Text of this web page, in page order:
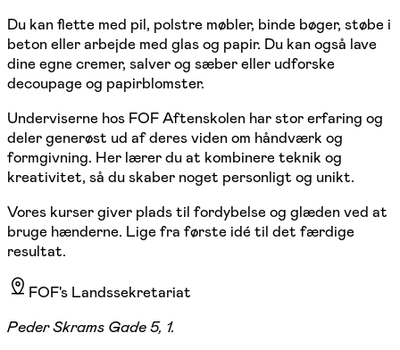
Du kan flette med pil, polstre møbler, binde bøger, støbe i
beton eller arbejde med glas og papir. Du kan også lave
dine egne cremer, salver og sæber eller udforske
decoupage og papirblomster.
Underviserne hos FOF Aftenskolen har stor erfaring og
deler generøst ud af deres viden om håndværk og
formgivning. Her lærer du at kombinere teknik og
kreativitet, så du skaber noget personligt og unikt.
Vores kurser giver plads til fordybelse og glæden ved at
bruge hænderne. Lige fra første idé til det færdige
resultat.
FOF's Landssekretariat
Peder Skrams Gade 5, 1.